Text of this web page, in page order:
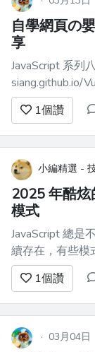
自學網頁の
享
JavaScript 系列
siang.github.io/VuePractice8/
筆記應用程式
siang.github.io/
1個讚
小編精選 -
2025 年酷炫
模式
JavaScript 總是
續存在，有些模
會演變成我們從未
JavaScript 模式的**
式匹配（早期提
想想`switch`語
配受到 Has...
1個讚
· 03月04日